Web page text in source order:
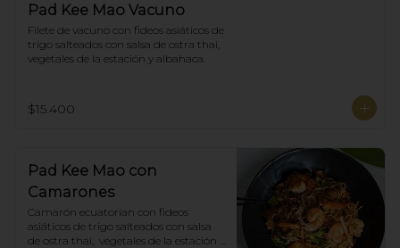
Pad Kee Mao Vacuno
Filete de vacuno con fideos asiáticos de
trigo salteados con salsa de ostra thai,
vegetales de la estación y albahaca.
$15.400
Pad Kee Mao con
Camarones
Camarón ecuatorian con fideos
asiáticos de trigo salteados con salsa
de ostra thai,  vegetales de la estación y